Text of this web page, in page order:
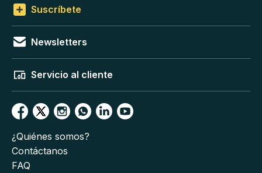
Suscríbete
Newsletters
Servicio al cliente
¿Quiénes somos?
Contáctanos
FAQ